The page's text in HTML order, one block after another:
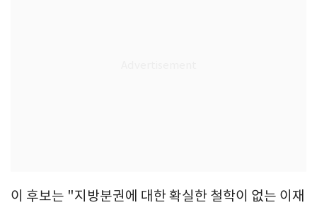
이 후보는 "지방분권에 대한 확실한 철학이 없는 이재